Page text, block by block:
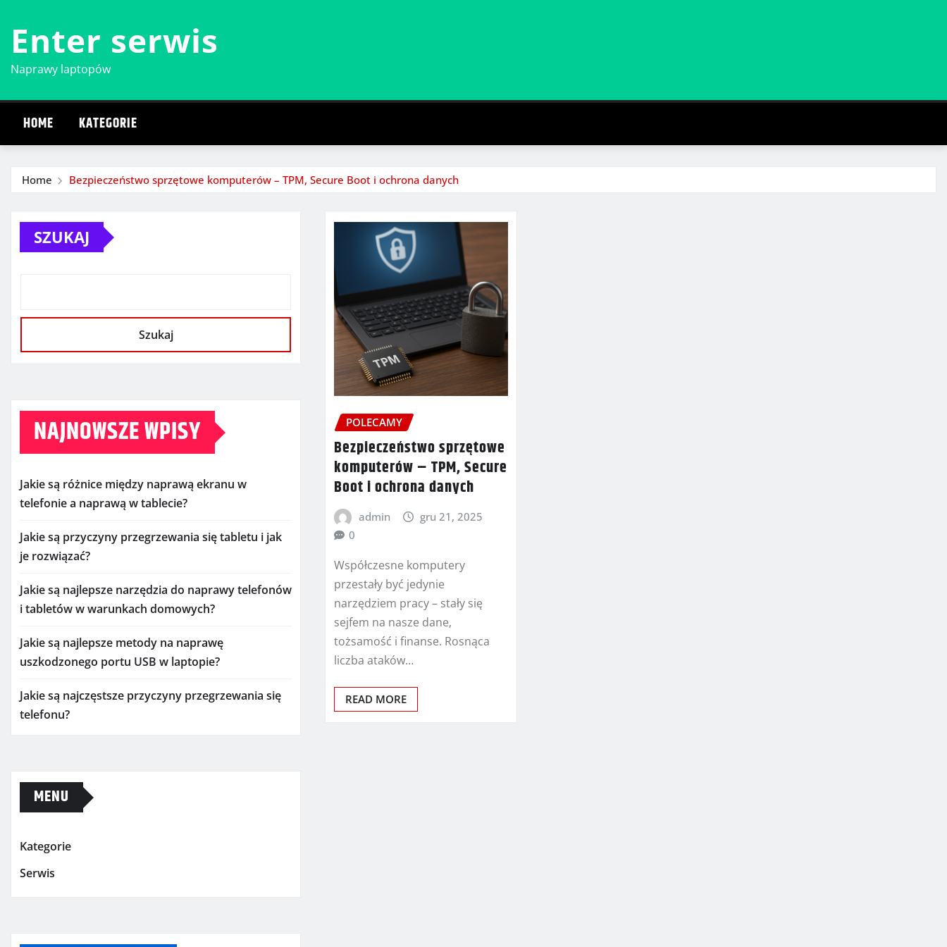
content
Enter serwis
Naprawy laptopów
HOME KATEGORIE
Home Bezpieczeństwo sprzętowe komputerów – TPM, Secure Boot i ochrona danych
SZUKAJ
Szukaj
NAJNOWSZE WPISY
Jakie są różnice między naprawą ekranu w
telefonie a naprawą w tablecie?
Jakie są przyczyny przegrzewania się tabletu i jak
je rozwiązać?
Jakie są najlepsze narzędzia do naprawy telefonów
i tabletów w warunkach domowych?
Jakie są najlepsze metody na naprawę
uszkodzonego portu USB w laptopie?
Jakie są najczęstsze przyczyny przegrzewania się
telefonu?
MENU
Kategorie
Serwis
POLECAMY
Bezpieczeństwo sprzętowe
komputerów – TPM, Secure
Boot i ochrona danych
admin
gru 21, 2025
0
Współczesne komputery
przestały być jedynie
narzędziem pracy – stały się
sejfem na nasze dane,
tożsamość i finanse. Rosnąca
liczba ataków…
READ MORE